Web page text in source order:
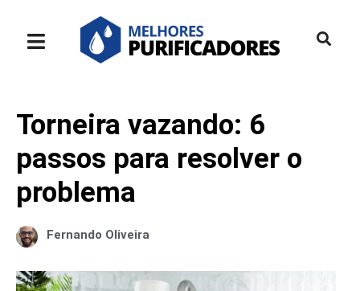
Torneira vazando: 6
passos para resolver o
problema
Fernando Oliveira